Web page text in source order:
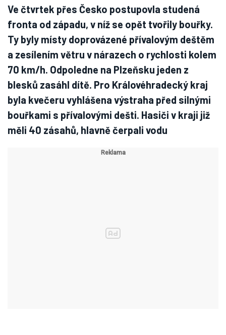
Ve čtvrtek přes Česko postupovla studená
fronta od západu, v níž se opět tvořily bouřky.
Ty byly místy doprovázené přívalovým deštěm
a zesílením větru v nárazech o rychlosti kolem
70 km/h. Odpoledne na Plzeňsku jeden z
blesků zasáhl dítě. Pro Královéhradecký kraj
byla kvečeru vyhlášena výstraha před silnými
bouřkami s přívalovými dešti. Hasiči v kraji již
měli 40 zásahů, hlavně čerpali vodu